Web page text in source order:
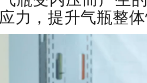
力，提升气瓶整